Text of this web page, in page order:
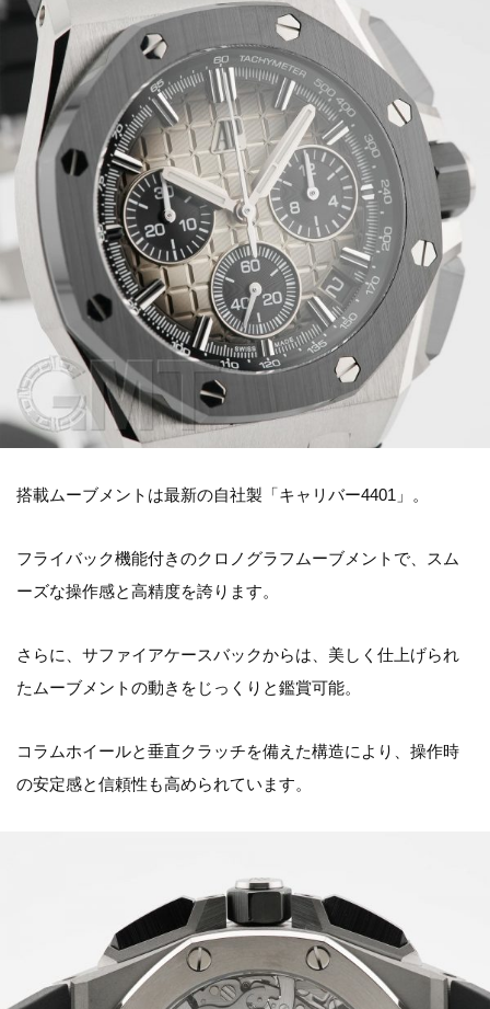
搭載ムーブメントは最新の自社製「キャリバー4401」。
フライバック機能付きのクロノグラフムーブメントで、スム
ーズな操作感と高精度を誇ります。
さらに、サファイアケースバックからは、美しく仕上げられ
たムーブメントの動きをじっくりと鑑賞可能。
コラムホイールと垂直クラッチを備えた構造により、操作時
の安定感と信頼性も高められています。